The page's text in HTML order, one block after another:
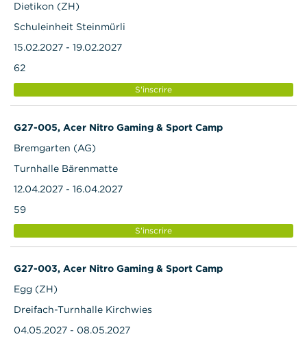
Dietikon (ZH)
Schuleinheit Steinmürli
15.02.2027 - 19.02.2027
62
S'inscrire
G27-005, Acer Nitro Gaming & Sport Camp
Bremgarten (AG)
Turnhalle Bärenmatte
12.04.2027 - 16.04.2027
59
S'inscrire
G27-003, Acer Nitro Gaming & Sport Camp
Egg (ZH)
Dreifach-Turnhalle Kirchwies
04.05.2027 - 08.05.2027